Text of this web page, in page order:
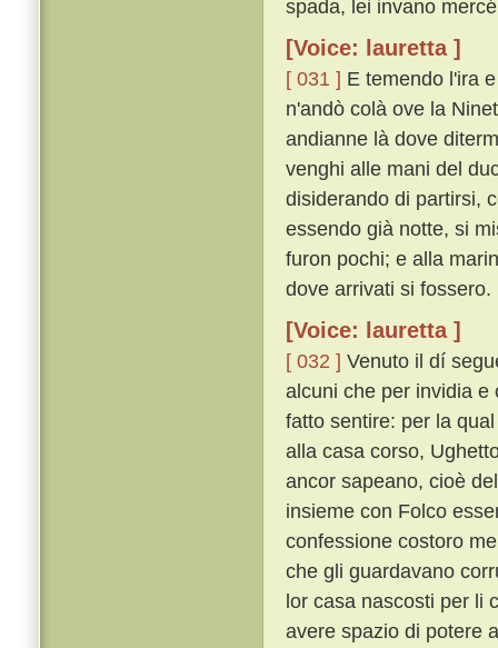
spada, lei invano
[Voice: lauretta ]
[ 031 ] E temendo l'ira
n'andò colà ove la
andianne là dove
venghi alle mani del
disiderando di partirsi,
essendo già notte, si
furon pochi; e alla
dove arrivati si fossero.
[Voice: lauretta ]
[ 032 ] Venuto il dí
alcuni che per invidia e
fatto sentire: per la
alla casa corso,
ancor sapeano, cioè
insieme con Folco
confessione costoro
che gli guardavano
lor casa nascosti per li
avere spazio di potere